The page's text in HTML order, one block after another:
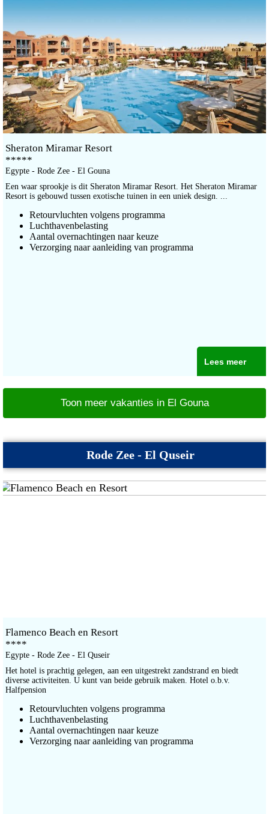
Sheraton Miramar Resort
*****
Egypte - Rode Zee - El Gouna
Een waar sprookje is dit Sheraton Miramar Resort. Het Sheraton Miramar
Resort is gebouwd tussen exotische tuinen in een uniek design. ...
Retourvluchten volgens programma
Luchthavenbelasting
Aantal overnachtingen naar keuze
Verzorging naar aanleiding van programma
Lees meer
Toon meer vakanties in El Gouna
Rode Zee - El Quseir
Flamenco Beach en Resort
****
Egypte - Rode Zee - El Quseir
Het hotel is prachtig gelegen, aan een uitgestrekt zandstrand en biedt
diverse activiteiten. U kunt van beide gebruik maken. Hotel o.b.v.
Halfpension
Retourvluchten volgens programma
Luchthavenbelasting
Aantal overnachtingen naar keuze
Verzorging naar aanleiding van programma